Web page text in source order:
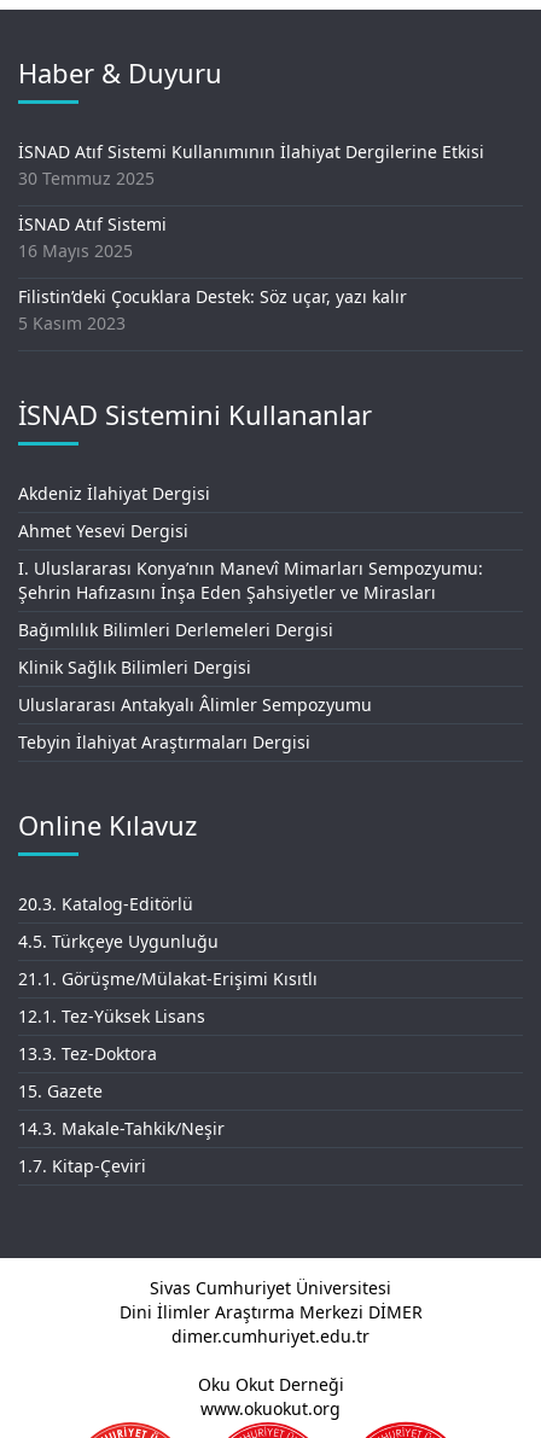
Haber & Duyuru
İSNAD Atıf Sistemi Kullanımının İlahiyat Dergilerine Etkisi
30 Temmuz 2025
İSNAD Atıf Sistemi
16 Mayıs 2025
Filistin’deki Çocuklara Destek: Söz uçar, yazı kalır
5 Kasım 2023
İSNAD Sistemini Kullananlar
Akdeniz İlahiyat Dergisi
Ahmet Yesevi Dergisi
I. Uluslararası Konya’nın Manevî Mimarları Sempozyumu:
Şehrin Hafızasını İnşa Eden Şahsiyetler ve Mirasları
Bağımlılık Bilimleri Derlemeleri Dergisi
Klinik Sağlık Bilimleri Dergisi
Uluslararası Antakyalı Âlimler Sempozyumu
Tebyin İlahiyat Araştırmaları Dergisi
Online Kılavuz
20.3. Katalog-Editörlü
4.5. Türkçeye Uygunluğu
21.1. Görüşme/Mülakat-Erişimi Kısıtlı
12.1. Tez-Yüksek Lisans
13.3. Tez-Doktora
15. Gazete
14.3. Makale-Tahkik/Neşir
1.7. Kitap-Çeviri
Sivas Cumhuriyet Üniversitesi
Dini İlimler Araştırma Merkezi DİMER
dimer.cumhuriyet.edu.tr
Oku Okut Derneği
www.okuokut.org